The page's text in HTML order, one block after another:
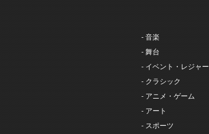
- 音楽
- 舞台
- イベント・レジャー
- クラシック
- アニメ・ゲーム
- アート
- スポーツ